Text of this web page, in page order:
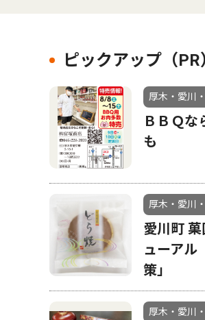
ピックアップ（PR
厚木・愛川・
ＢＢＱ
も
厚木・愛川・
愛川町
ューア
策」
厚木・愛川・